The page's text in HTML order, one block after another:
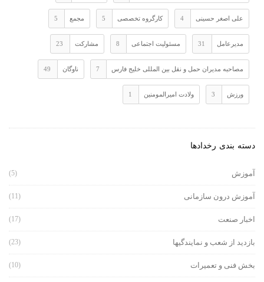
علی اصغر حسینی 4 کارگروه تخصصی 5 مجمع 5
مدیرعامل 31 مسئولیت اجتماعی 8 مشارکت 23
مصاحبه مدیران حمل و نقل بین المللی خلیج فارس 7 ناوگان 49
ورزش 3 ولادت امیرالمومنین 1
دسته بندی رخدادها
آموزش (5)
آموزش درون سازمانی (11)
اخبار صنعت (17)
بازدید از شعب و نمایندگیها (23)
بخش فنی و تعمیرات (10)